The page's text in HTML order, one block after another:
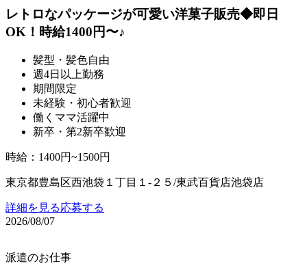
レトロなパッケージが可愛い洋菓子販売◆即日
OK！時給1400円〜♪
髪型・髪色自由
週4日以上勤務
期間限定
未経験・初心者歓迎
働くママ活躍中
新卒・第2新卒歓迎
時給 ： 1400円~1500円
東京都豊島区西池袋１丁目１‐２５/東武百貨店池袋店
詳細を見る応募する
2026/08/07
派遣のお仕事